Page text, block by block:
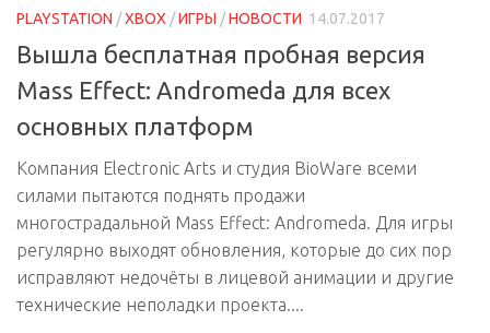
PLAYSTATION /XBOX /ИГРЫ /НОВОСТИ 14.07.2017
Вышла бесплатная пробная версия
Mass Effect: Andromeda для всех
основных платформ
Компания Electronic Arts и студия BioWare всеми
силами пытаются поднять продажи
многострадальной Mass Effect: Andromeda. Для игры
регулярно выходят обновления, которые до сих пор
исправляют недочёты в лицевой анимации и другие
технические неполадки проекта....